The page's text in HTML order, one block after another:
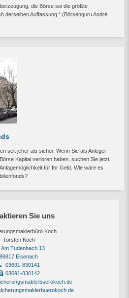
Sie uns
Koch
Torsten Koch
Am Tudenbach 13
99817 Eisenach
03691-830141
03691-830142
die Börse sei die größte
derselben Auffassung.“ (Börsenguru André
seit jeher als sicher. Wenn Sie als Anleger
Kapital verloren haben, suchen Sie jetzt
für Ihr Geld. Wie wäre es